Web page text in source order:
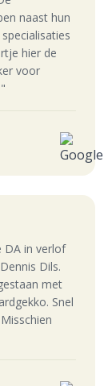
naast hun
hier de
voor
DA in verlof
Dils.
met
Snel